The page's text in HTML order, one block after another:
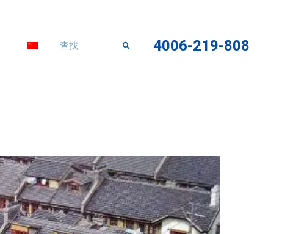
4006-219-808